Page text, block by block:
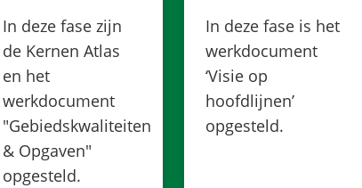
In deze fase zijn
de Kernen Atlas
en het
werkdocument
"Gebiedskwaliteiten
& Opgaven"
opgesteld.
In deze fase is het
werkdocument
‘Visie op
hoofdlijnen’
opgesteld.